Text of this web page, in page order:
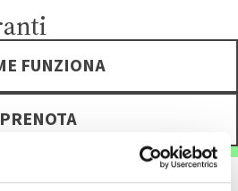
FUNZIONA
PRENOTA